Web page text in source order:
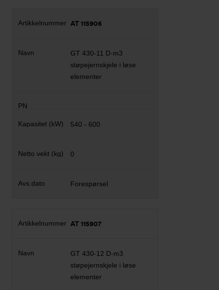
AT 115906
GT 430-11 D-m3
støpejernskjele i løse
elementer
540 - 600
0
Forespørsel
AT 115907
GT 430-12 D-m3
støpejernskjele i løse
elementer